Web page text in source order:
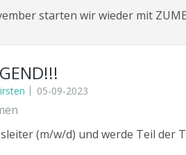
starten wir wieder mit
05-09-2023
(m/w/d) und werde Teil der